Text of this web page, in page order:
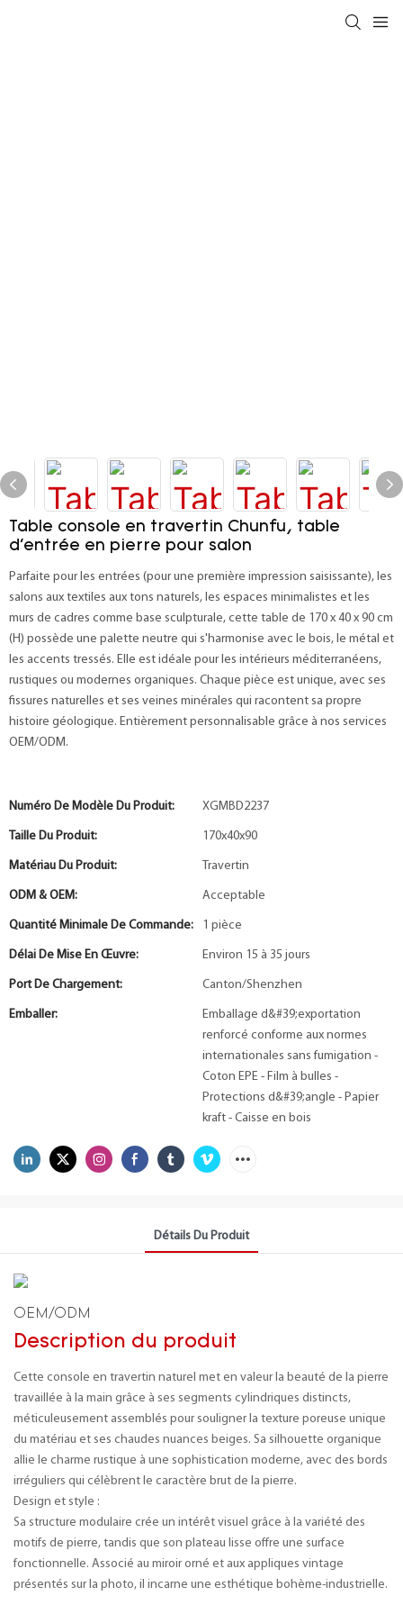
Table console en travertin Chunfu, table
d'entrée en pierre pour salon
Parfaite pour les entrées (pour une première impression saisissante), les
salons aux textiles aux tons naturels, les espaces minimalistes et les
murs de cadres comme base sculpturale, cette table de 170 x 40 x 90 cm
(H) possède une palette neutre qui s'harmonise avec le bois, le métal et
les accents tressés. Elle est idéale pour les intérieurs méditerranéens,
rustiques ou modernes organiques. Chaque pièce est unique, avec ses
fissures naturelles et ses veines minérales qui racontent sa propre
histoire géologique. Entièrement personnalisable grâce à nos services
OEM/ODM.
Numéro De Modèle Du Produit: XGMBD2237
Taille Du Produit: 170x40x90
Matériau Du Produit: Travertin
ODM & OEM: Acceptable
Quantité Minimale De Commande: 1 pièce
Délai De Mise En Œuvre: Environ 15 à 35 jours
Port De Chargement: Canton/Shenzhen
Emballer:
Emballage d&#39;exportation
renforcé conforme aux normes
internationales sans fumigation -
Coton EPE - Film à bulles -
Protections d&#39;angle - Papier
kraft - Caisse en bois
Détails Du Produit
OEM/ODM
Description du produit
Cette console en travertin naturel met en valeur la beauté de la pierre
travaillée à la main grâce à ses segments cylindriques distincts,
méticuleusement assemblés pour souligner la texture poreuse unique
du matériau et ses chaudes nuances beiges. Sa silhouette organique
allie le charme rustique à une sophistication moderne, avec des bords
irréguliers qui célèbrent le caractère brut de la pierre.
Design et style :
Sa structure modulaire crée un intérêt visuel grâce à la variété des
motifs de pierre, tandis que son plateau lisse offre une surface
fonctionnelle. Associé au miroir orné et aux appliques vintage
présentés sur la photo, il incarne une esthétique bohème-industrielle.